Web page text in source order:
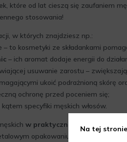
które od lat cieszą się zaufaniem
stosowania!
w których znajdziesz np.:
– to kosmetyki ze składankami
– ich aromat dodaje energii do
usuwanie zarostu –
ukoić podrażnioną skórę
ochronę przed poceniem się;
specyfiki męskich włosów.
w praktycznej kosmetyczce
opakowaniu.
Na tej